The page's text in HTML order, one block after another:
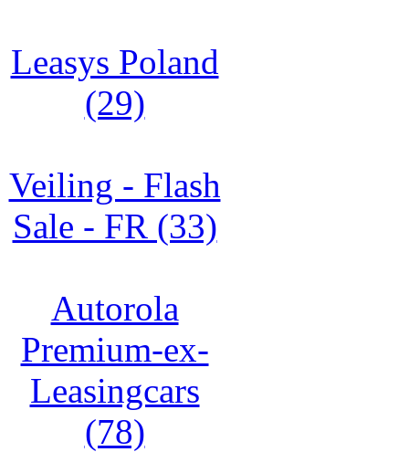
Leasys Poland
(29)
Veiling - Flash
Sale - FR (33)
Autorola
Premium-ex-
Leasingcars
(78)